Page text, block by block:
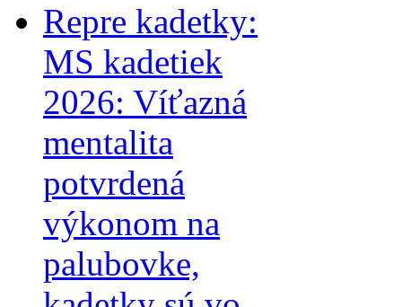
Repre kadetky:
MS kadetiek
2026: Víťazná
mentalita
potvrdená
výkonom na
palubovke,